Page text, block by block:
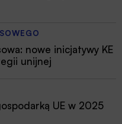
nowe inicjatywy KE
unijnej
UE w 2025